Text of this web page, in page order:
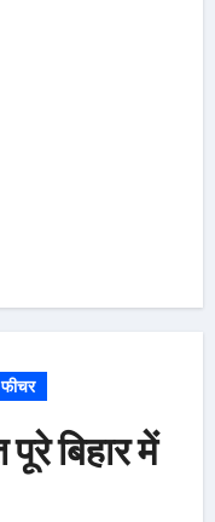
फीचर
बिहार में